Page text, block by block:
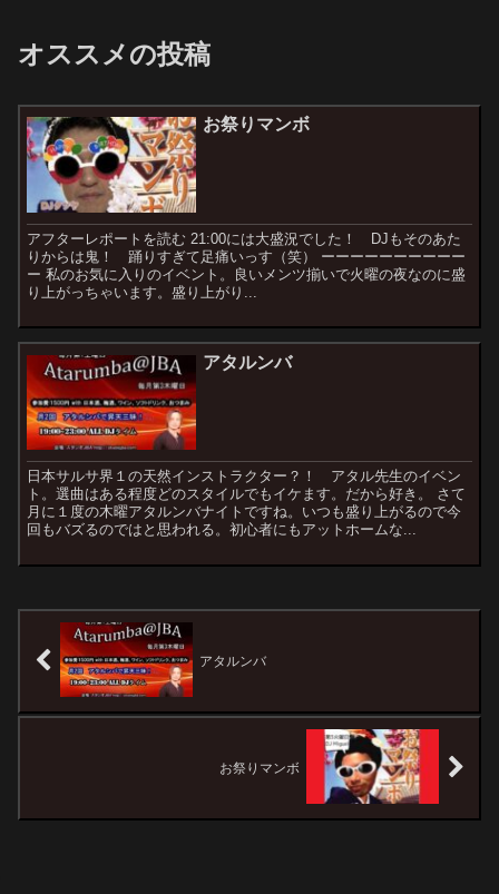
オススメの投稿
お祭りマンボ
アフターレポートを読む 21:00には大盛況でした！ DJもそのあた
りからは鬼！ 踊りすぎて足痛いっす（笑） ーーーーーーーーーー
ー 私のお気に入りのイベント。良いメンツ揃いで火曜の夜なのに盛
り上がっちゃいます。盛り上がり...
アタルンバ
日本サルサ界１の天然インストラクター？！ アタル先生のイベン
ト。選曲はある程度どのスタイルでもイケます。だから好き。 さて
月に１度の木曜アタルンバナイトですね。いつも盛り上がるので今
回もバズるのではと思われる。初心者にもアットホームな...
アタルンバ
お祭りマンボ